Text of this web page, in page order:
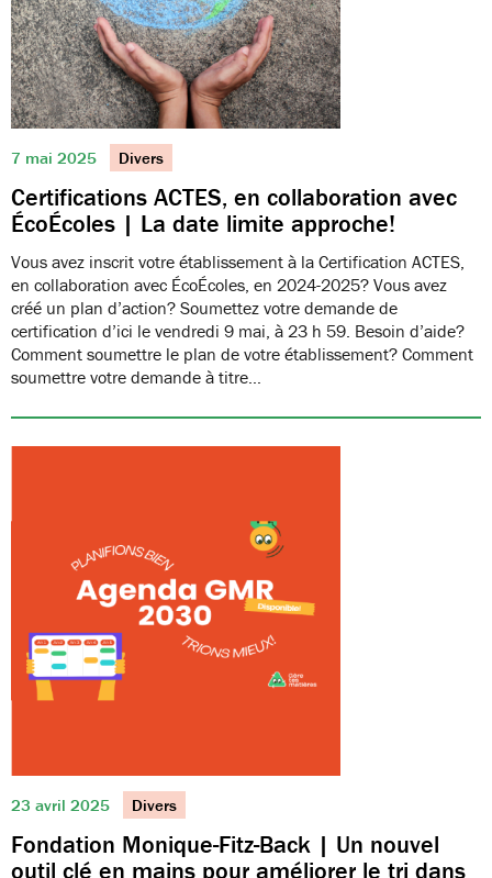
7 mai 2025 Divers
Certifications ACTES, en collaboration avec
ÉcoÉcoles | La date limite approche!
Vous avez inscrit votre établissement à la Certification ACTES,
en collaboration avec ÉcoÉcoles, en 2024-2025? Vous avez
créé un plan d’action? Soumettez votre demande de
certification d’ici le vendredi 9 mai, à 23 h 59. Besoin d’aide?
Comment soumettre le plan de votre établissement? Comment
soumettre votre demande à titre…
23 avril 2025 Divers
Fondation Monique-Fitz-Back | Un nouvel
outil clé en mains pour améliorer le tri dans